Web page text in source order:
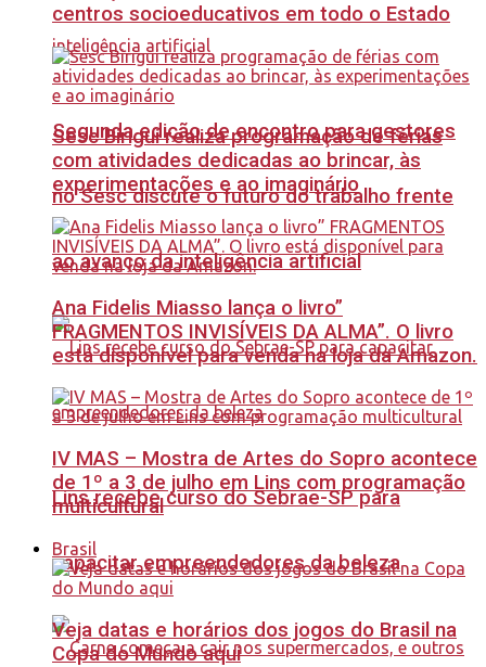
Segunda edição de encontro para gestores
no Sesc discute o futuro do trabalho frente
ao avanço da inteligência artificial
Lins recebe curso do Sebrae-SP para
capacitar empreendedores da beleza
centros socioeducativos em todo o Estado
Sesc Birigui realiza programação de férias
com atividades dedicadas ao brincar, às
experimentações e ao imaginário
Ana Fidelis Miasso lança o livro”
FRAGMENTOS INVISÍVEIS DA ALMA”. O livro
está disponível para venda na loja da Amazon.
IV MAS – Mostra de Artes do Sopro acontece
de 1º a 3 de julho em Lins com programação
multicultural
Brasil
Veja datas e horários dos jogos do Brasil na
Copa do Mundo aqui